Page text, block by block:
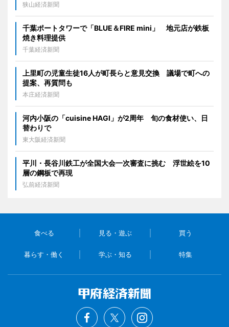
狭山経済新聞
千葉ポートタワーで「BLUE＆FIRE mini」 地元店が鉄板
焼き料理提供
千葉経済新聞
上里町の児童生徒16人が町長らと意見交換 議場で町への
提案、再質問も
本庄経済新聞
河内小阪の「cuisine HAGI」が2周年 旬の食材使い、日
替わりで
東大阪経済新聞
平川・長谷川鉄工が全国大会一次審査に挑む 浮世絵を10
層の鋼板で再現
弘前経済新聞
食べる 見る・遊ぶ 買う
暮らす・働く 学ぶ・知る 特集